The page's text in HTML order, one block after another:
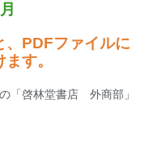
、PDFファイルに
す。
「啓林堂書店 外商部」